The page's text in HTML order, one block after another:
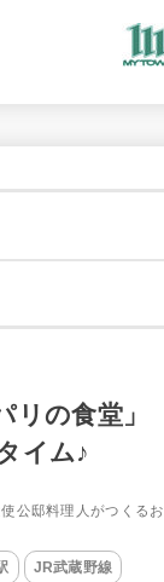
リの食堂」
イム♪
公邸料理人がつくるお
JR武蔵野線